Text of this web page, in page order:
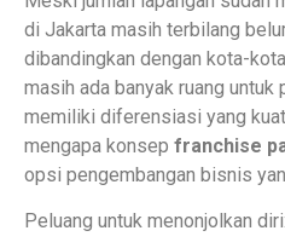
di Jakarta masih terbilang
dibandingkan dengan kota-
masih ada banyak ruang untuk
memiliki diferensiasi yang
mengapa konsep franchise
opsi pengembangan bisnis
Peluang untuk menonjolkan diri: